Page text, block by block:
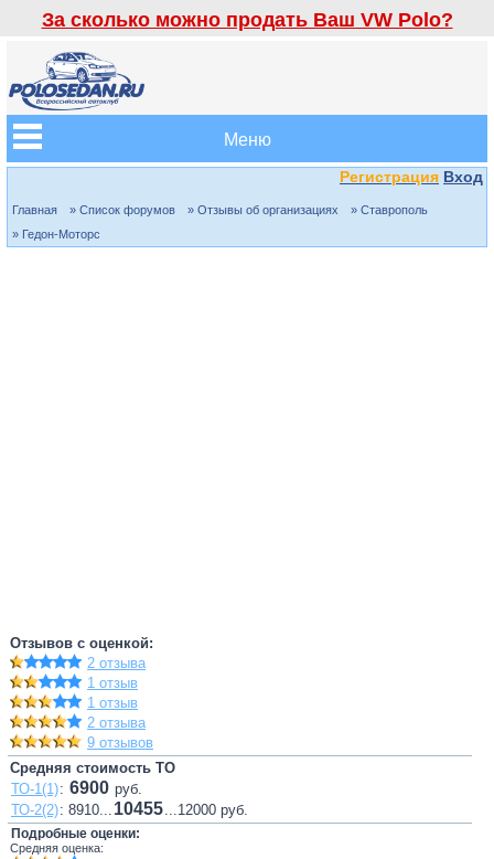
За сколько можно продать Ваш VW Polo?
Меню
Регистрация Вход
Главная » Список форумов » Отзывы об организациях
» Ставрополь
» Гедон-Моторс
Отзывов с оценкой:
2 отзыва
1 отзыв
1 отзыв
2 отзыва
9 отзывов
Средняя стоимость ТО
ТО-1(1): 6900 руб.
ТО-2(2): 8910... 10455...12000 руб.
Подробные оценки:
Средняя оценка: